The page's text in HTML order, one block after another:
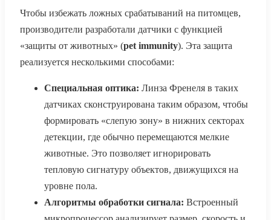
Чтобы избежать ложных срабатываний на питомцев,
производители разработали датчики с функцией
«защиты от животных» (pet immunity). Эта защита
реализуется несколькими способами:
Специальная оптика: Линза Френеля в таких
датчиках сконструирована таким образом, чтобы
формировать «слепую зону» в нижних секторах
детекции, где обычно перемещаются мелкие
животные. Это позволяет игнорировать
тепловую сигнатуру объектов, движущихся на
уровне пола.
Алгоритмы обработки сигнала: Встроенный